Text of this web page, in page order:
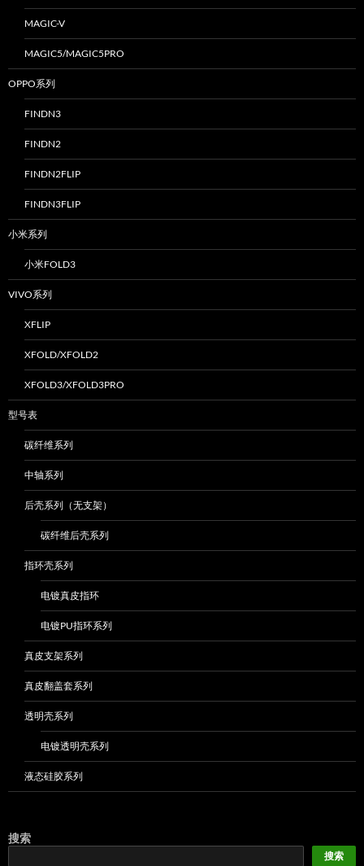
MAGIC-V
MAGIC5/MAGIC5PRO
OPPO系列
FINDN3
FINDN2
FINDN2FLIP
FINDN3FLIP
小米系列
小米FOLD3
VIVO系列
XFLIP
XFOLD/XFOLD2
XFOLD3/XFOLD3PRO
型号表
碳纤维系列
中轴系列
后壳系列（无支架）
碳纤维后壳系列
指环壳系列
电镀真皮指环
电镀PU指环系列
真皮支架系列
真皮翻盖套系列
透明壳系列
电镀透明壳系列
液态硅胶系列
搜索
搜索